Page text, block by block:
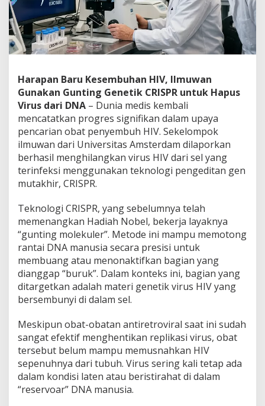
a
n
H
I
V
u
n
t
n
g
G
e
n
e
k
C
R
S
P
R
u
t
k
M
e
m
b
e
r
Harapan Baru Kesembuhan HIV, Ilmuwan
Gunakan Gunting Genetik CRISPR untuk Hapus
Virus dari DNA – Dunia medis kembali
mencatatkan progres signifikan dalam upaya
pencarian obat penyembuh HIV. Sekelompok
ilmuwan dari Universitas Amsterdam dilaporkan
berhasil menghilangkan virus HIV dari sel yang
terinfeksi menggunakan teknologi pengeditan gen
mutakhir, CRISPR.
Teknologi CRISPR, yang sebelumnya telah
memenangkan Hadiah Nobel, bekerja layaknya
“gunting molekuler”. Metode ini mampu memotong
rantai DNA manusia secara presisi untuk
membuang atau menonaktifkan bagian yang
dianggap “buruk”. Dalam konteks ini, bagian yang
ditargetkan adalah materi genetik virus HIV yang
bersembunyi di dalam sel.
Meskipun obat-obatan antiretroviral saat ini sudah
sangat efektif menghentikan replikasi virus, obat
tersebut belum mampu memusnahkan HIV
sepenuhnya dari tubuh. Virus sering kali tetap ada
dalam kondisi laten atau beristirahat di dalam
“reservoar” DNA manusia.